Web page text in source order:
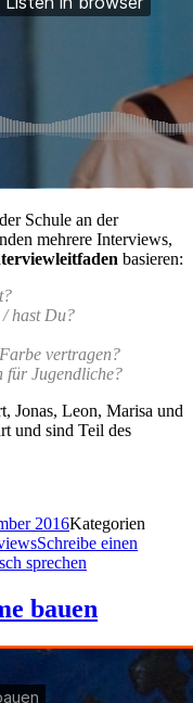
Schule an der
mehrere Interviews,
basieren:
/ hast Du?
vertragen?
für Jugendliche?
Jonas, Leon, Marisa und
und sind Teil des
2016Kategorien
Schreibe einen
sprechen
bauen